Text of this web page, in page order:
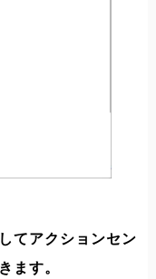
てアクションセン
ます。